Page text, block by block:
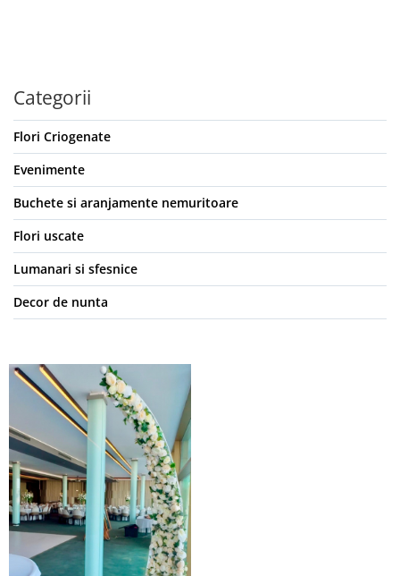
Categorii
Flori Criogenate
Evenimente
Buchete si aranjamente nemuritoare
Flori uscate
Lumanari si sfesnice
Decor de nunta